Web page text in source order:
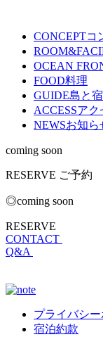
CONCEPTコ
OCEAN
FOOD料理
GUIDE島と
ACCESSアク
NEWSお知ら
coming soon
RESERVE ご予約
◎coming soon
RESERVE
CONTACT
Q&A
プライバシ
宿泊約款